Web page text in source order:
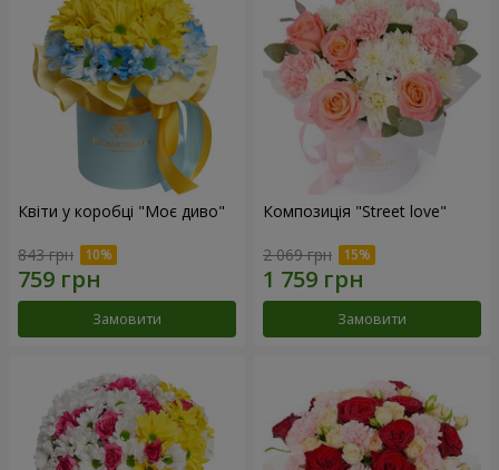
Квіти у коробці "Моє диво"
843 грн
Замовити
Композиція "Street love"
2 069 грн
Замовити